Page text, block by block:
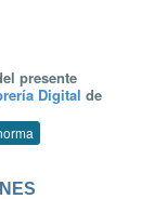
presente
Digital de